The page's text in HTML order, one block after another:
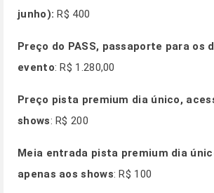
junho): R$ 400
Preço do PASS, passaporte para os
evento: R$ 1.280,00
Preço pista premium dia único,
shows: R$ 200
Meia entrada pista premium dia
apenas aos shows: R$ 100